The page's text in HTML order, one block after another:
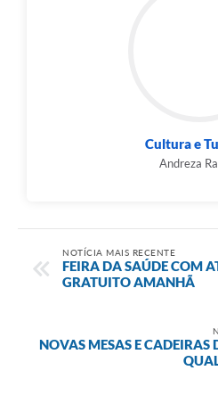
Cultura e
Andreza
NOTÍCIA MAIS RECENTE
FEIRA DA SAÚDE COM
GRATUITO AMANHÃ
NOVAS MESAS E CADEIRAS